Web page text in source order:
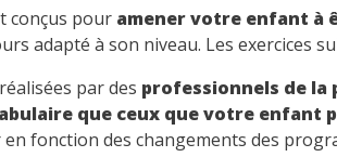
conçus pour amener votre enfant à
adapté à son niveau. Les exercices
par des professionnels de la
que ceux que votre enfant
fonction des changements des